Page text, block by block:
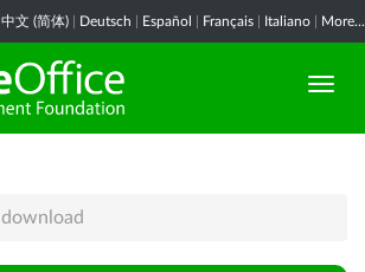
中文 (简体) Deutsch Español Français Italiano More...
download